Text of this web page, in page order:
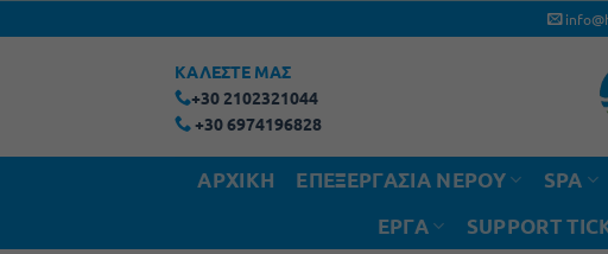
ΚΑΛΕΣΤΕ ΜΑΣ
+30 2102321044
+30 6974196828
ΑΡΧΙΚΗ ΕΠΕΞΕΡΓΑΣΙΑ ΝΕΡΟΥ SPA
ΕΡΓΑ
SUPPORT